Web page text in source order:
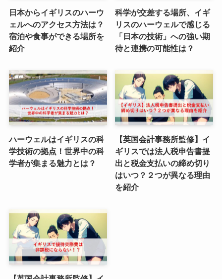
日本からイギリスのハーウ
ェルへのアクセス方法は？
宿泊や食事ができる場所を
紹介
科学が交差する場所、イギ
リスのハーウェルで感じる
「日本の技術」への強い期
待と連携の可能性は？
ハーウェルはイギリスの科
学技術の拠点！世界中の科
学者が集まる魅力とは？
【英国会計事務所監修】イ
ギリスでは法人税申告書提
出と税金支払いの締め切り
はいつ？２つが異なる理由
を紹介